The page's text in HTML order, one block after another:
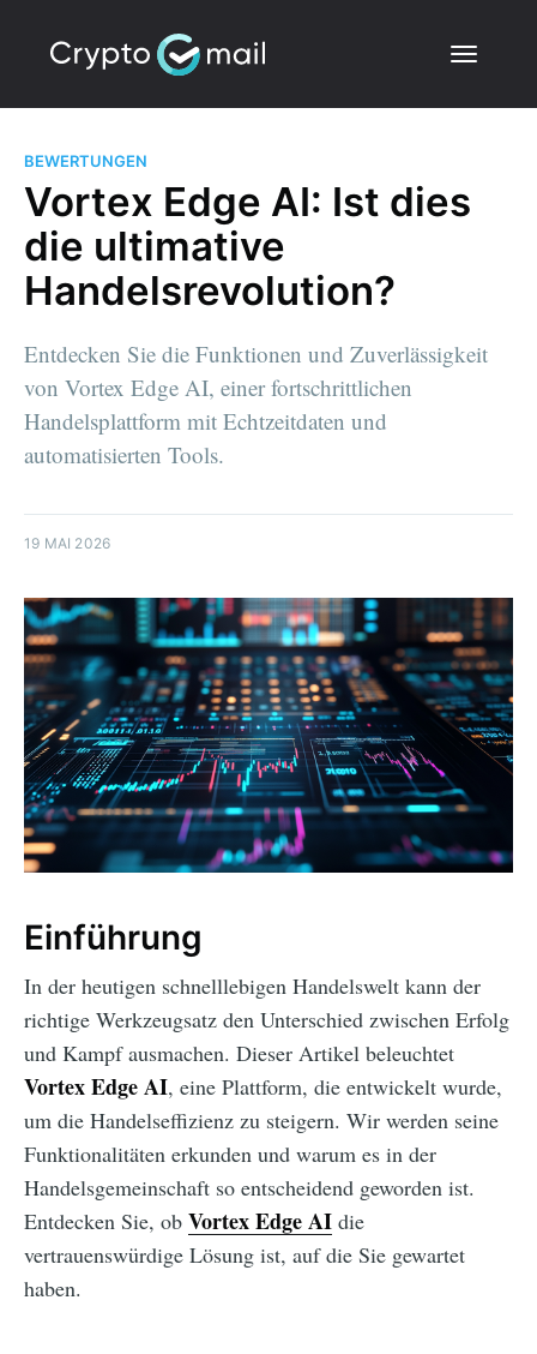
BEWERTUNGEN
Vortex Edge AI: Ist dies
die ultimative
Handelsrevolution?
Entdecken Sie die Funktionen und Zuverlässigkeit
von Vortex Edge AI, einer fortschrittlichen
Handelsplattform mit Echtzeitdaten und
automatisierten Tools.
19 MAI 2026
Einführung
In der heutigen schnelllebigen Handelswelt kann der
richtige Werkzeugsatz den Unterschied zwischen Erfolg
und Kampf ausmachen. Dieser Artikel beleuchtet
Vortex Edge AI, eine Plattform, die entwickelt wurde,
um die Handelseffizienz zu steigern. Wir werden seine
Funktionalitäten erkunden und warum es in der
Handelsgemeinschaft so entscheidend geworden ist.
Entdecken Sie, ob Vortex Edge AI die
vertrauenswürdige Lösung ist, auf die Sie gewartet
haben.